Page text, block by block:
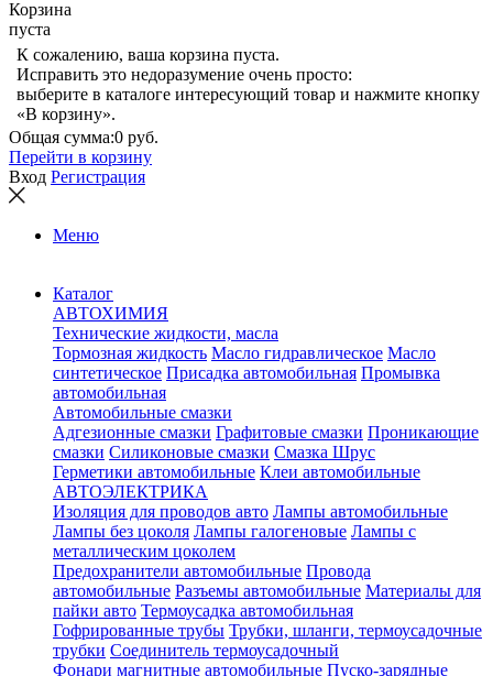
Корзина
пуста
К сожалению, ваша корзина пуста.
Исправить это недоразумение очень просто:
выберите в каталоге интересующий товар и нажмите кнопку
«В корзину».
Общая сумма:0 руб.
Перейти в корзину
Вход Регистрация
Меню
Каталог
АВТОХИМИЯ
Технические жидкости, масла
Тормозная жидкость Масло гидравлическое Масло
синтетическое Присадка автомобильная Промывка
автомобильная
Автомобильные смазки
Адгезионные смазки Графитовые смазки Проникающие
смазки Силиконовые смазки Смазка Шрус
Герметики автомобильные Клеи автомобильные
АВТОЭЛЕКТРИКА
Изоляция для проводов авто Лампы автомобильные
Лампы без цоколя Лампы галогеновые Лампы с
металлическим цоколем
Предохранители автомобильные Провода
автомобильные Разъемы автомобильные Материалы для
пайки авто Термоусадка автомобильная
Гофрированные трубы Трубки, шланги, термоусадочные
трубки Соединитель термоусадочный
Фонари магнитные автомобильные Пуско-зарядные